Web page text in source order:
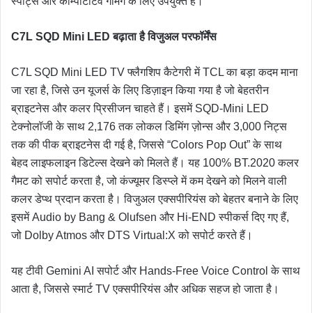
C7L SQD Mini LEDबढ़ाताहैविजुअलपरफॉर्मेंस
C7L SQD Mini LED TV फ्लैगशिप कैटेगरी में TCL का बड़ा कदम माना
जा रहा है, जिसे उन यूजर्स के लिए डिज़ाइन किया गया है जो बेहतरीन
ब्राइटनेस और कलर प्रिसीजन चाहते हैं। इसमें SQD-Mini LED
टेक्नोलॉजी के साथ 2,176 तक लोकल डिमिंग ज़ोन्स और 3,000 निट्स
तक की पीक ब्राइटनेस दी गई है, जिससे “Colors Pop Out” के साथ
बेहद लाइफलाइन डिटेल्स देखने को मिलते हैं। यह 100% BT.2020 कलर
गैमट को सपोर्ट करता है, जो कंज्यूमर डिस्प्ले में कम देखने को मिलने वाली
कलर डेप्थ प्रदान करता है। विजुअल एक्सपीरियंस को बेहतर बनाने के लिए
इसमें Audio by Bang & Olufsen और Hi-END स्पीकर्स दिए गए हैं,
जो Dolby Atmos और DTS Virtual:X को सपोर्ट करते हैं।
यह टीवी Gemini AI सपोर्ट और Hands-Free Voice Control के साथ
आता है, जिससे स्मार्ट TV एक्सपीरियंस और अधिक सहज हो जाता है।